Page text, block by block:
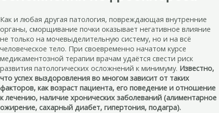
Как и любая другая патология, повреждающая внутренние
органы, сморщивание почки оказывает негативное влияние
не только на мочевыделительную систему, но и на всё
человеческое тело. При своевременно начатом курсе
медикаментозной терапии врачам удаётся свести риск
развития патологических осложнений к минимуму. Известно,
что успех выздоровления во многом зависит от таких
факторов, как возраст пациента, его поведение и отношение
к лечению, наличие хронических заболеваний (алиментарное
ожирение, сахарный диабет, гипертония, подагра).